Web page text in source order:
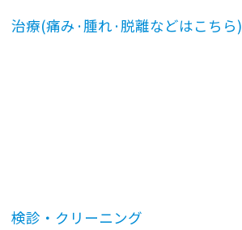
治療(痛み·腫れ·脱離などはこちら)
検診・クリーニング